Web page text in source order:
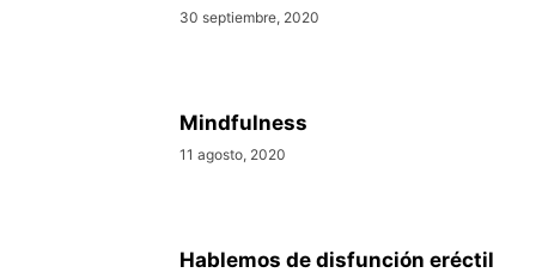
30 septiembre, 2020
Mindfulness
11 agosto, 2020
Hablemos de disfunción eréctil